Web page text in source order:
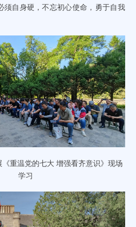
须自身硬，不忘初心使命，勇于自我
重温党的七大 增强看齐意识》现场
学习